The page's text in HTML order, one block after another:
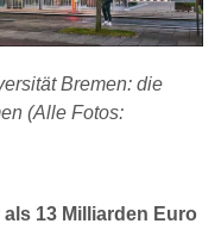
Bremen: die
(Alle Fotos:
13 Milliarden Euro